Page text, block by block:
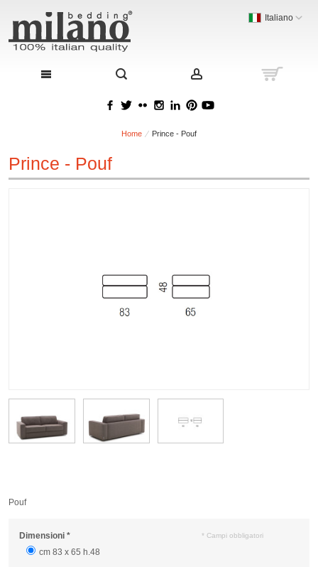
Italiano
Home Prince - Pouf
Prince - Pouf
Pouf
Dimensioni *
cm 83 x 65 h.48
* Campi obbligatori